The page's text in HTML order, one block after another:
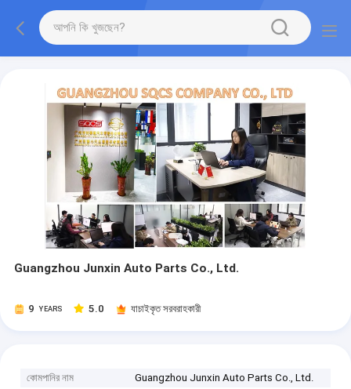
Guangzhou Junxin Auto Parts Co., Ltd.
9 YEARS 5.0 যাচাইকৃত সরবরাহকারী
কোমপানির নাম Guangzhou Junxin Auto Parts Co., Ltd.